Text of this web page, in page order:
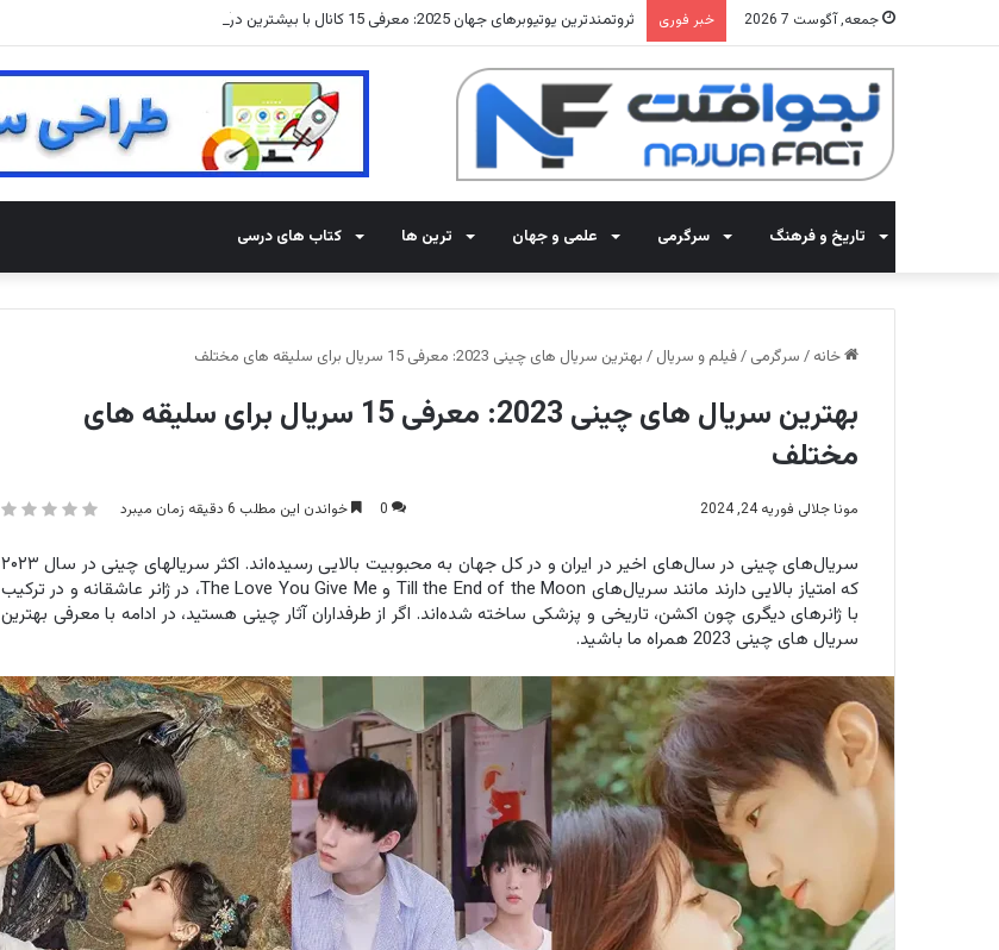
جمعه, آگوست 7 2026 خبر فوری ثروتمندترین یوتیوبرهای جهان 2025: معرفی 15 کانال با بیشترین درآمد
تاریخ و فرهنگ سرگرمی علمی و جهان ترین ها کتاب های درسی
خانه / سرگرمی /فیلم و سریال / بهترین سریال های چینی 2023: معرفی 15 سریال برای سلیقه های مختلف
بهترین سریال های چینی 2023: معرفی 15 سریال برای سلیقه های
مختلف
مونا جلالی فوریه 24, 2024 0 خواندن این مطلب 6 دقیقه زمان میبرد
سریال‌های چینی در سال‌های اخیر در ایران و در کل جهان به محبوبیت بالایی رسیده‌اند. اکثر سریالهای چینی در سال ۲۰۲۳
که امتیاز بالایی دارند مانند سریال‌های Till the End of the Moon و The Love You Give Me، در ژانر عاشقانه و در ترکیب
با ژانرهای دیگری چون اکشن، تاریخی و پزشکی ساخته شده‌اند. اگر از طرفداران آثار چینی هستید، در ادامه با معرفی بهترین
سریال های چینی 2023 همراه ما باشید.